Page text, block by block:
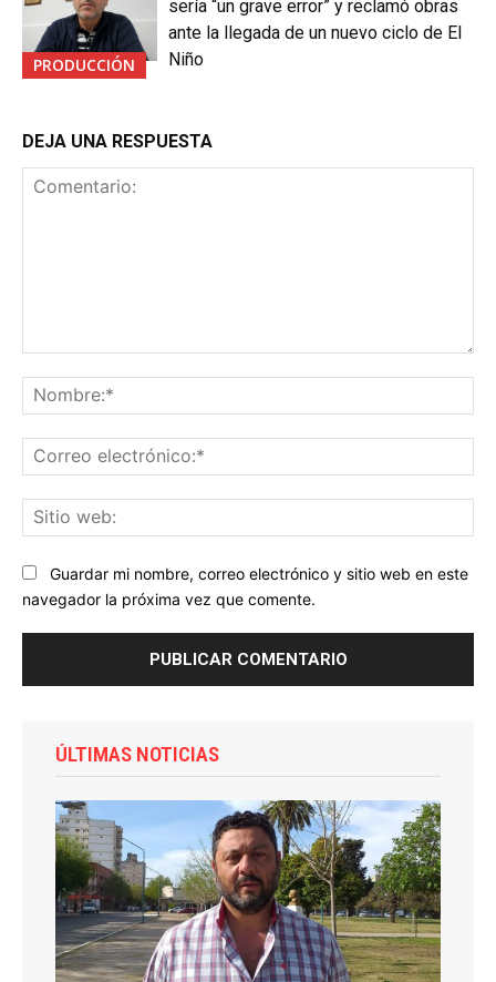
PRODUCCIÓN
sería “un grave error” y reclamó obras
ante la llegada de un nuevo ciclo de El
Niño
DEJA UNA RESPUESTA
Guardar mi nombre, correo electrónico y sitio web en este
navegador la próxima vez que comente.
ÚLTIMAS NOTICIAS